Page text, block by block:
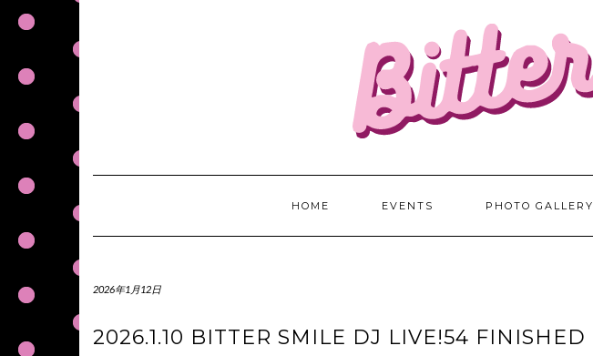
HOME EVENTS PHOTO GALLERY
2026年1月12日
2026.1.10 BITTER SMILE DJ LIVE!54 FINISHED